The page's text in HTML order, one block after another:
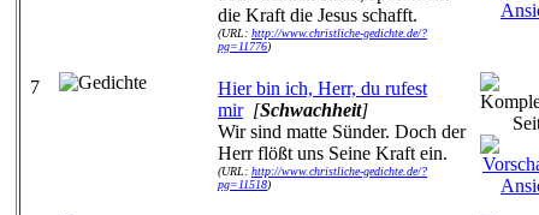
die Kraft die Jesus schafft.
(URL: http://www.christliche-gedichte.de/?
pg=11776)
7
Hier bin ich, Herr, du rufest
mir [Schwachheit]
Wir sind matte Sünder. Doch der
Herr flößt uns Seine Kraft ein.
(URL: http://www.christliche-gedichte.de/?
pg=11518)